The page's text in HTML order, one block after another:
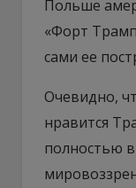
Польше
«Форт
сами ее
Очевидно,
нравится
полностью